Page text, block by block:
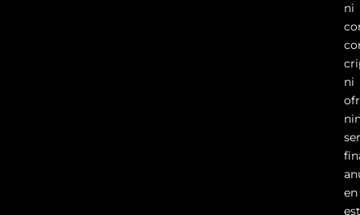
ni
ni
en